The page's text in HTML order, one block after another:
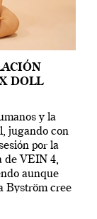
DOLL
y la
jugando con
por la
de VEIN 4,
aunque
Byström cree
[…]